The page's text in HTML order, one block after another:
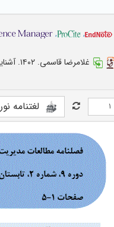
,
,
غلامرضا قاسمی. ۱۴۰۲. آشنایی با کاربرد فناوری دیجیتال برای مدیریت منابع انسانی
لغتنامه نور